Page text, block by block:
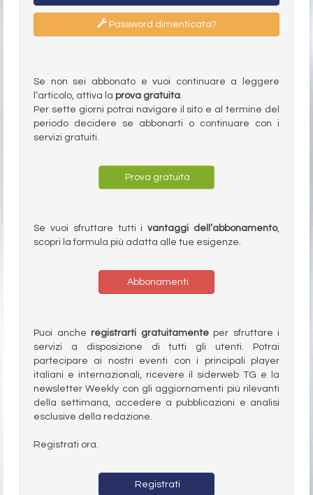
Password dimenticata?
Se non sei abbonato e vuoi continuare a leggere
l’articolo, attiva la prova gratuita.
Per sette giorni potrai navigare il sito e al termine del
periodo decidere se abbonarti o continuare con i
servizi gratuiti.
Prova gratuita
Se vuoi sfruttare tutti ivantaggi dell’abbonamento,
scopri la formula più adatta alle tue esigenze.
Abbonamenti
Puoi anche registrarti gratuitamenteper sfruttare i
servizi a disposizione di tutti gli utenti. Potrai
partecipare ai nostri eventi con i principali player
italiani e internazionali, ricevere il siderweb TG e la
newsletter Weekly con gli aggiornamenti più rilevanti
della settimana, accedere a pubblicazioni e analisi
esclusive della redazione.
Registrati ora.
Registrati